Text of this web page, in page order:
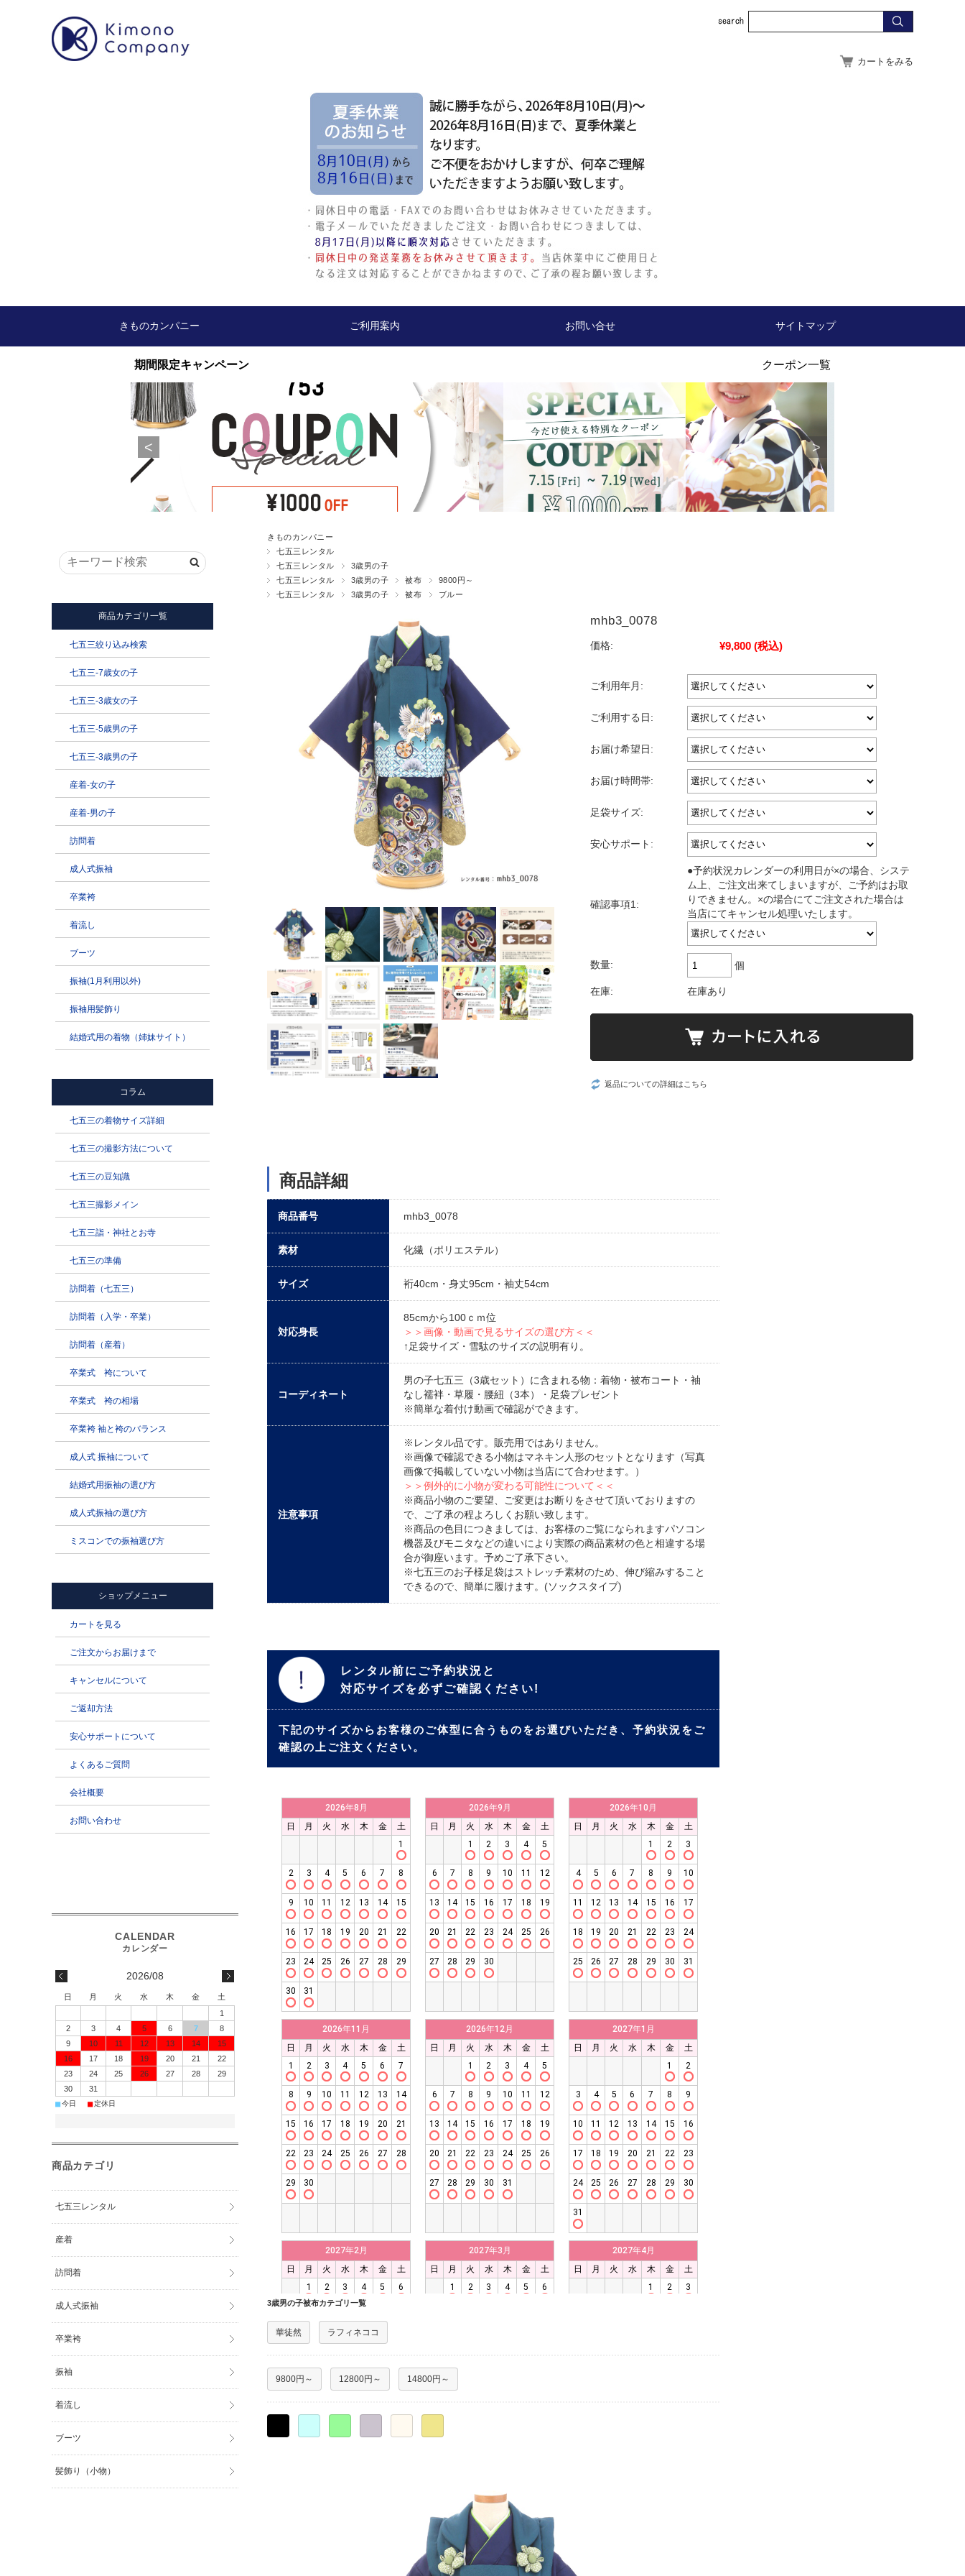
カートをみる
きものカンパニー ご利用案内 お問い合せ サイトマップ
きものカンパニー
七五三レンタル
七五三レンタル
3歳男の子
七五三レンタル
3歳男の子 被布
9800円～
七五三レンタル
3歳男の子 被布 ブルー
mhb3_0078
価格: ¥9,800 (税込)
ご利用年月:
ご利用する日:
お届け希望日:
お届け時間帯:
足袋サイズ:
安心サポート:
確認事項1:
●予約状況カレンダーの利用日が×の場合、システ
ム上、ご注文出来てしまいますが、ご予約はお取
りできません。×の場合にてご注文された場合は
当店にてキャンセル処理いたします。
数量: 個
在庫: 在庫あり
返品についての詳細はこちら
商品詳細
商品番号 mhb3_0078
素材 化繊（ポリエステル）
サイズ 裄40cm・身丈95cm・袖丈54cm
対応身長
85cmから100ｃｍ位
＞＞画像・動画で見るサイズの選び方＜＜
↑足袋サイズ・雪駄のサイズの説明有り。
コーディネート
男の子七五三（3歳セット）に含まれる物：着物・被布コート・袖
なし襦袢・草履・腰紐（3本）・足袋プレゼント
※簡単な着付け動画で確認ができます。
注意事項
※レンタル品です。販売用ではありません。
※画像で確認できる小物はマネキン人形のセットとなります（写真
画像で掲載していない小物は当店にて合わせます。）
＞＞例外的に小物が変わる可能性について＜＜
※商品小物のご要望、ご変更はお断りをさせて頂いておりますの
で、ご了承の程よろしくお願い致します。
※商品の色目につきましては、お客様のご覧になられますパソコン
機器及びモニタなどの違いにより実際の商品素材の色と相違する場
合が御座います。予めご了承下さい。
※七五三のお子様足袋はストレッチ素材のため、伸び縮みすること
できるので、簡単に履けます。(ソックスタイプ)
レンタル前にご予約状況と
対応サイズを必ずご確認ください!
下記のサイズからお客様のご体型に合うものをお選びいただき、予約状況をご
確認の上ご注文ください。
3歳男の子被布カテゴリ一覧
華徒然 ラフィネココ
9800円～ 12800円～ 14800円～
2026/08
日 月 火 水 木 金
土
1
2
3 4 5 6 7
8
9
10 11 12 13 14
15
16
17 18 19 20 21
22
23
24 25 26 27 28
29
30
31
■今日 ■定休日
商品カテゴリ
七五三レンタル
産着
訪問着
成人式振袖
卒業袴
振袖
着流し
ブーツ
髪飾り（小物）